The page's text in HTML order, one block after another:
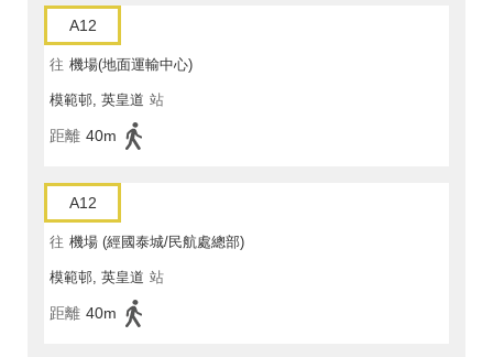
A12
往 機場(地面運輸中心)
模範邨, 英皇道 站
距離 40m
A12
往 機場 (經國泰城/民航處總部)
模範邨, 英皇道 站
距離 40m